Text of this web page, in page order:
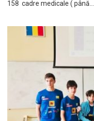
158 cadre medicale ( până…